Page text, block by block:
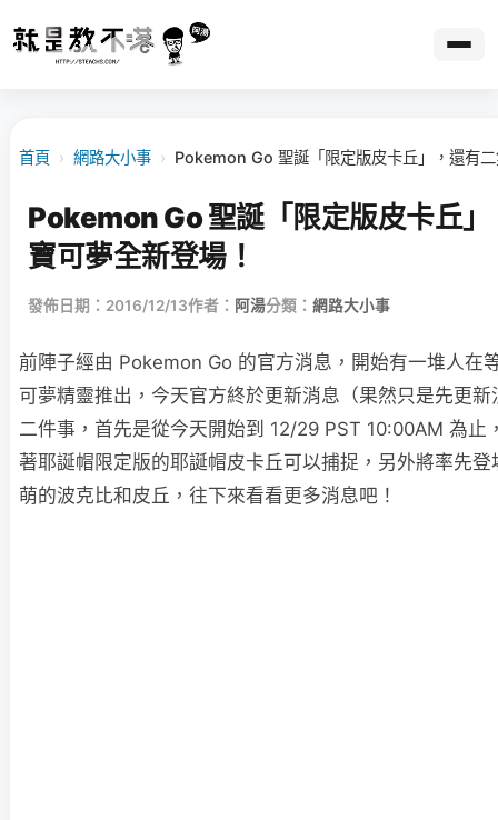
首頁 › 網路大小事 › Pokemon Go 聖誕「限定版皮卡丘」，還有
Pokemon Go 聖誕「限定版皮卡丘
寶可夢全新登場！
發佈日期：2016/12/13作者： 阿湯分類： 網路大小事
前陣子經由 Pokemon Go 的官方消息，開始有一堆人在
可夢精靈推出，今天官方終於更新消息（果然只是先更
二件事，首先是從今天開始到 12/29 PST 10:00AM 為止
著耶誕帽限定版的耶誕帽皮卡丘可以捕捉，另外將率先
萌的波克比和皮丘，往下來看看更多消息吧！